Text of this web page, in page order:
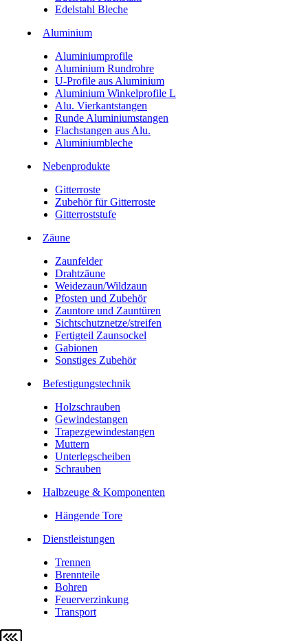
Edelstahl Bleche
Aluminium
Aluminiumprofile
Aluminium Rundrohre
U-Profile aus Aluminium
Aluminium Winkelprofile L
Alu. Vierkantstangen
Runde Aluminiumstangen
Flachstangen aus Alu.
Aluminiumbleche
Nebenprodukte
Gitterroste
Zubehör für Gitterroste
Gitterroststufe
Zäune
Zaunfelder
Drahtzäune
Weidezaun/Wildzaun
Pfosten und Zubehör
Zauntore und Zauntüren
Sichtschutznetze/streifen
Fertigteil Zaunsockel
Gabionen
Sonstiges Zubehör
Befesti­gungstechnik
Holzschrauben
Gewindestangen
Trapezgewindestangen
Muttern
Unterlegscheiben
Schrauben
Halbzeuge & Komponenten
Hängende Tore
Dienstleistungen
Trennen
Brennteile
Bohren
Feuerverzinkung
Transport